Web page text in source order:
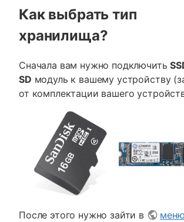
Как выбрать тип
хранилища?
Сначала вам нужно подключить
SD модуль к вашему устройству
от комплектации вашего
После этого нужно зайти в
меню